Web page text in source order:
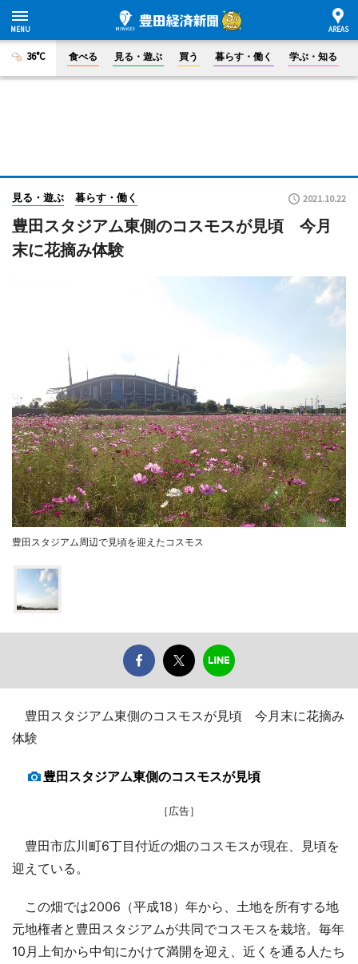
36°C 食べる 見る・遊ぶ 買う 暮らす・働く 学ぶ・知る
見る・遊ぶ 暮らす・働く 2021.10.22
豊田スタジアム東側のコスモスが見頃 今月
末に花摘み体験
豊田スタジアム周辺で見頃を迎えたコスモス
豊田スタジアム東側のコスモスが見頃 今月末に花摘み
体験
豊田スタジアム東側のコスモスが見頃
［広告］
豊田市広川町6丁目付近の畑のコスモスが現在、見頃を
迎えている。
この畑では2006（平成18）年から、土地を所有する地
元地権者と豊田スタジアムが共同でコスモスを栽培。毎年
10月上旬から中旬にかけて満開を迎え、近くを通る人たち